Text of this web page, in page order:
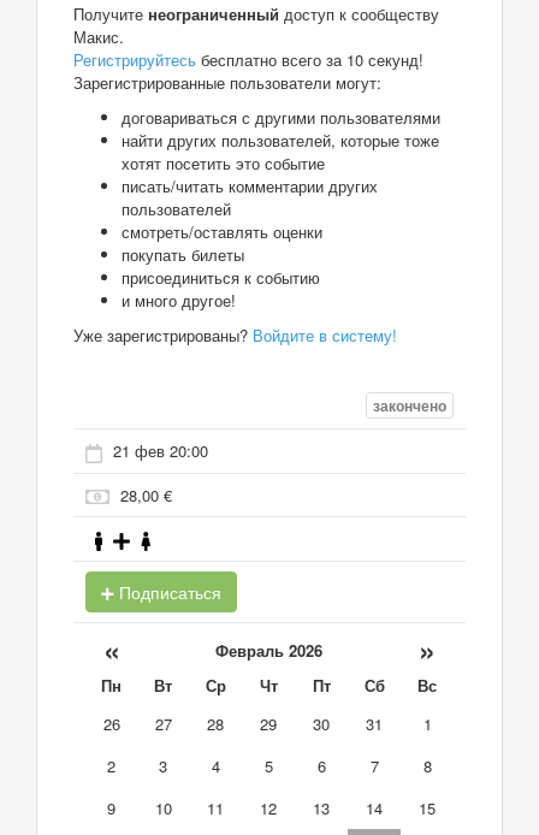
Получите неограниченный доступ к сообществу
Макис.
Регистрируйтесь бесплатно всего за 10 секунд!
Зарегистрированные пользователи могут:
договариваться с другими пользователями
найти других пользователей, которые тоже
хотят посетить это событие
писать/читать комментарии других
пользователей
смотреть/оставлять оценки
покупать билеты
присоединиться к событию
и много другое!
Уже зарегистрированы? Войдите в систему!
закончено
21 фев 20:00
28,00 €
Подписаться
« Февраль 2026 »
Пн Вт Ср Чт Пт Сб
Вс
26
27 28 29 30 31
1
2
3 4 5 6 7
8
9
10 11 12 13 14
15